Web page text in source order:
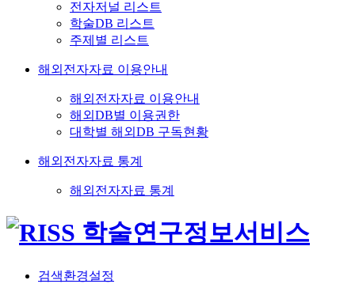
전자저널 리스트
학술DB 리스트
주제별 리스트
해외전자자료 이용안내
해외전자자료 이용안내
해외DB별 이용권한
대학별 해외DB 구독현황
해외전자자료 통계
해외전자자료 통계
검색환경설정